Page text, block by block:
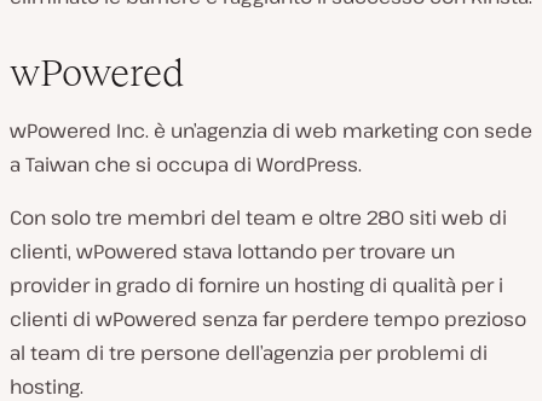
wPowered
wPowered Inc. è un’agenzia di web marketing con sede
a Taiwan che si occupa di WordPress.
Con solo tre membri del team e oltre 280 siti web di
clienti, wPowered stava lottando per trovare un
provider in grado di fornire un hosting di qualità per i
clienti di wPowered senza far perdere tempo prezioso
al team di tre persone dell’agenzia per problemi di
hosting.